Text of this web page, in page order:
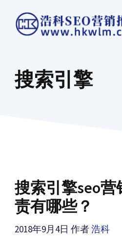
搜索引擎
搜索引擎seo
责有哪些？
2018年9月4日 作者浩科